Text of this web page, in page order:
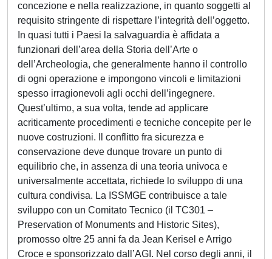
concezione e nella realizzazione, in quanto soggetti al
requisito stringente di rispettare l’integrità dell’oggetto.
In quasi tutti i Paesi la salvaguardia è affidata a
funzionari dell’area della Storia dell’Arte o
dell’Archeologia, che generalmente hanno il controllo
di ogni operazione e impongono vincoli e limitazioni
spesso irragionevoli agli occhi dell’ingegnere.
Quest’ultimo, a sua volta, tende ad applicare
acriticamente procedimenti e tecniche concepite per le
nuove costruzioni. Il conflitto fra sicurezza e
conservazione deve dunque trovare un punto di
equilibrio che, in assenza di una teoria univoca e
universalmente accettata, richiede lo sviluppo di una
cultura condivisa. La ISSMGE contribuisce a tale
sviluppo con un Comitato Tecnico (il TC301 –
Preservation of Monuments and Historic Sites),
promosso oltre 25 anni fa da Jean Kerisel e Arrigo
Croce e sponsorizzato dall’AGI. Nel corso degli anni, il